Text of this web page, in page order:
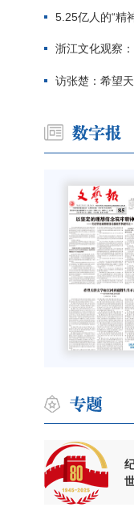
5.25亿人的“精神食
浙江文化观察：
访张楚：希望天